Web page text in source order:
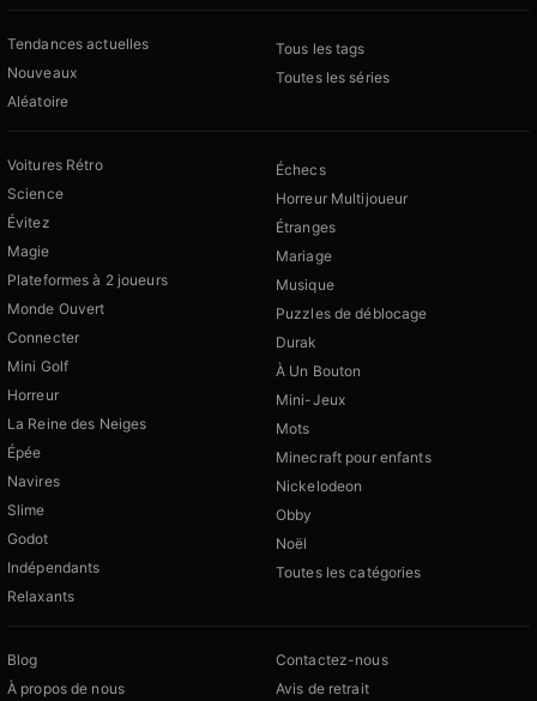
Tendances actuelles
Nouveaux
Aléatoire
Tous les tags
Toutes les séries
Voitures Rétro
Science
Évitez
Magie
Plateformes à 2 joueurs
Monde Ouvert
Connecter
Mini Golf
Horreur
La Reine des Neiges
Épée
Navires
Slime
Godot
Indépendants
Relaxants
Échecs
Horreur Multijoueur
Étranges
Mariage
Musique
Puzzles de déblocage
Durak
À Un Bouton
Mini-Jeux
Mots
Minecraft pour enfants
Nickelodeon
Obby
Noël
Toutes les catégories
Blog
À propos de nous
Contactez-nous
Avis de retrait